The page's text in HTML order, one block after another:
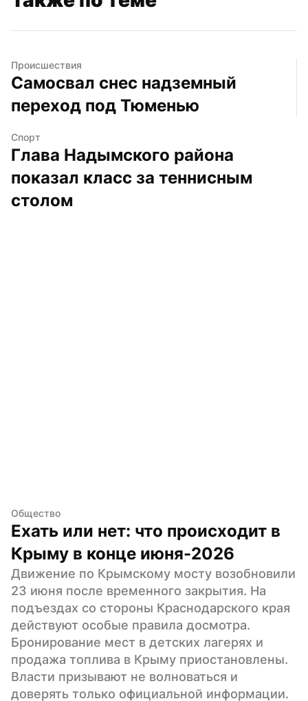
Происшествия
Самосвал снес надземный
переход под Тюменью
Спорт
Глава Надымского района
показал класс за теннисным
столом
Общество
Ехать или нет: что происходит в
Крыму в конце июня-2026
Движение по Крымскому мосту возобновили
23 июня после временного закрытия. На
подъездах со стороны Краснодарского края
действуют особые правила досмотра.
Бронирование мест в детских лагерях и
продажа топлива в Крыму приостановлены.
Власти призывают не волноваться и
доверять только официальной информации.